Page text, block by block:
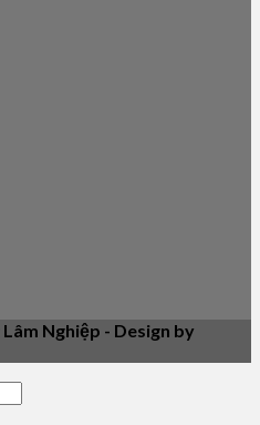
Nghiệp - Design by